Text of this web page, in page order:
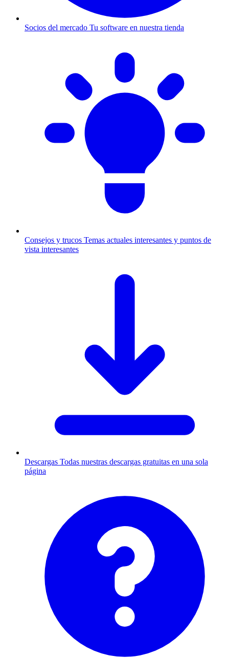
Socios del mercado Tu software en nuestra tienda
Consejos y trucos Temas actuales interesantes y puntos de
vista interesantes
Descargas Todas nuestras descargas gratuitas en una sola
página